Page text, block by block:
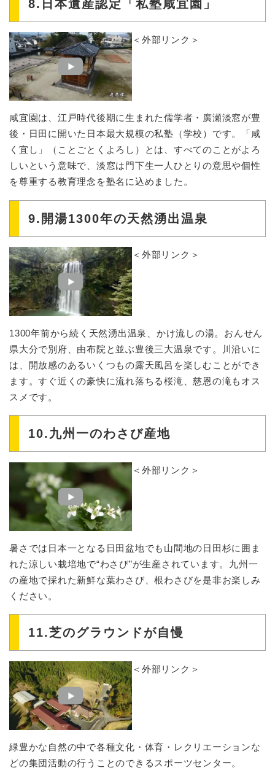
8.日本遺産認定「私塾咸宜園」
＜外部リンク＞
咸宜園は、江戸時代後期に生まれた儒学者・廣瀬淡窓が豊
後・日田に開いた日本最大規模の私塾（学校）です。「咸
く宜し」（ことごとくよろし）とは、すべてのことがよろ
しいという意味で、淡窓は門下生一人ひとりの意思や個性
を尊重する教育理念を塾名に込めました。
9.開湯1300年の天然湧出温泉
＜外部リンク＞
1300年前から続く天然湧出温泉、かけ流しの湯。おんせん
県大分で別府、由布院と並ぶ豊後三大温泉です。川沿いに
は、開放感のあるいくつもの露天風呂を楽しむことができ
ます。すぐ近くの豪快に流れ落ちる桜滝、慈恩の滝もオス
スメです。
10.九州一のわさび産地
＜外部リンク＞
暑さでは日本一となる日田盆地でも山間地の日田杉に囲ま
れた涼しい栽培地で“わさび”が生産されています。九州一
の産地で採れた新鮮な葉わさび、根わさびを是非お楽しみ
ください。
11.芝のグラウンドが自慢
＜外部リンク＞
緑豊かな自然の中で各種文化・体育・レクリエーションな
どの集団活動の行うことのできるスポーツセンター。